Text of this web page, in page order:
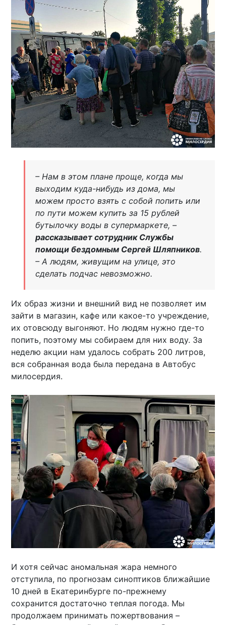
– Нам в этом плане проще, когда мы
выходим куда-нибудь из дома, мы
можем просто взять с собой попить или
по пути можем купить за 15 рублей
бутылочку воды в супермаркете, –
рассказывает сотрудник Службы
помощи бездомным Сергей Шляпников.
– А людям, живущим на улице, это
сделать подчас невозможно.
Их образ жизни и внешний вид не позволяет им
зайти в магазин, кафе или какое-то учреждение,
их отовсюду выгоняют. Но людям нужно где-то
попить, поэтому мы собираем для них воду. За
неделю акции нам удалось собрать 200 литров,
вся собранная вода была передана в Автобус
милосердия.
И хотя сейчас аномальная жара немного
отступила, по прогнозам синоптиков ближайшие
10 дней в Екатеринбурге по-прежнему
сохранится достаточно теплая погода. Мы
продолжаем принимать пожертвования –